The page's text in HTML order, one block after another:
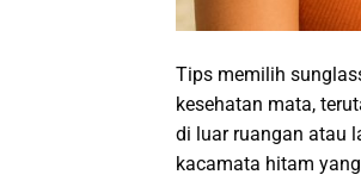
Tips memilih
kesehatan mata,
di luar ruangan atau
kacamata hitam